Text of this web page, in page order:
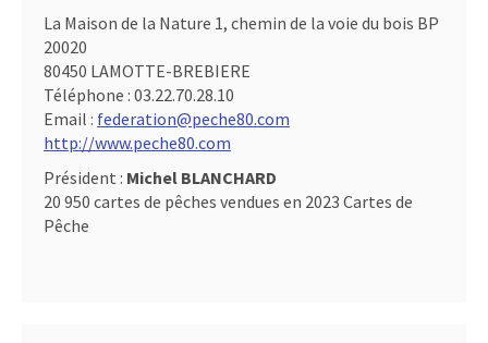
La Maison de la Nature 1, chemin de la voie du bois BP
20020
80450 LAMOTTE-BREBIERE
Téléphone : 03.22.70.28.10
Email : federation@peche80.com
http://www.peche80.com
Président : Michel BLANCHARD
20 950 cartes de pêches vendues en 2023 Cartes de
Pêche